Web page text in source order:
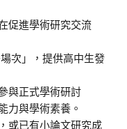
促進學術研究交流
次」，提供高中生發
與正式學術研討
力與學術素養。
或已有小論文研究成